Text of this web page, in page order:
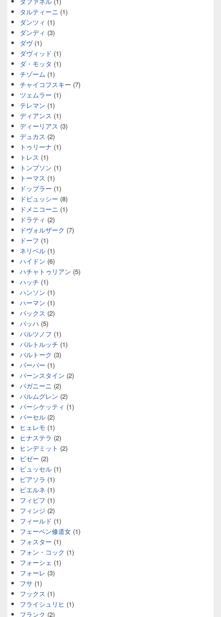
タルティーニ (1)
ダンツィ (1)
ダンディ (3)
ダヴ(1)
ダヴィッド (1)
ダ・モッタ (1)
チゾーム (1)
チャイコフスキー (7)
ツェムラー (1)
テレマン (1)
ディアンス (1)
ディーリアス (3)
デュカス (2)
トゥリーナ (1)
トレス (1)
トンプソン (1)
トーマス (1)
ドップラー (1)
ドビュッシー (8)
ドメニコーニ (1)
ドラティ (2)
ドヴォルザーク (7)
ドーフ (1)
ネリベル (1)
ハイドン (6)
ハチャトゥリアン (5)
ハッチ (1)
ハンソン (1)
ハーマン (1)
バックス (2)
バッハ (5)
バルツノフ (1)
バルトルッチ (1)
バルトーク (3)
バーバー (1)
バーンスタイン (2)
パガニーニ (2)
パルムグレン (2)
パーシケッティ (1)
パーセル (2)
ヒェレモ (1)
ヒナステラ (2)
ヒンデミット (2)
ビゼー (2)
ビュッセル (1)
ピアソラ (1)
ピエルネ (1)
フィビフ (1)
フィンジ (2)
フィールド (1)
フェーベン修道女 (1)
フォスター (1)
フォン・コック (1)
フォーシェ (1)
フォーレ (3)
フサ (1)
フックス (1)
フライシュリヒ (1)
フランク (2)